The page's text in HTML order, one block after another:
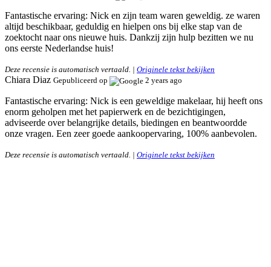
Fantastische ervaring: Nick en zijn team waren geweldig. ze waren
altijd beschikbaar, geduldig en hielpen ons bij elke stap van de
zoektocht naar ons nieuwe huis. Dankzij zijn hulp bezitten we nu
ons eerste Nederlandse huis!
Deze recensie is automatisch vertaald. | Originele tekst bekijken
Chiara Diaz Gepubliceerd op 2 years ago
Fantastische ervaring: Nick is een geweldige makelaar, hij heeft ons
enorm geholpen met het papierwerk en de bezichtigingen,
adviseerde over belangrijke details, biedingen en beantwoordde
onze vragen. Een zeer goede aankoopervaring, 100% aanbevolen.
Deze recensie is automatisch vertaald. | Originele tekst bekijken